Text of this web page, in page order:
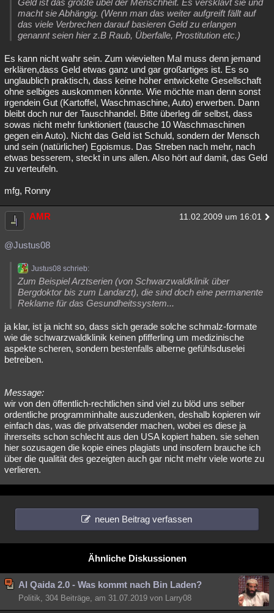
Geld ist das größte übel der Menschheit. Es versklavt sie und
macht sie Abhängig. (Wenn man das weiter aufgreift fällt auf
das viele Verbrechen darauf basieren Geld zu erlangen
genannt seien hier z.B Raub, Überfalle, Prostitution etc.)
Es kann nicht wahr sein. Zum wievielten Mal muss denn jemand
erklären,dass Geld etwas ganz und gar großartiges ist. Es so
unglaublich praktisch, dass keine höher entwickelte Gesellschaft
ohne selbiges auskommen könnte. Wie möchte man denn sonst
irgendein Gut (Kartoffel, Waschmaschine, Auto) erwerben. Dann
bleibt doch nur der Tauschhandel. Bitte überleg dir selbst, dass
sowas nicht mehr funktioniert (tausche 10 Waschmaschinen
gegen ein Auto). Nicht das Geld ist Schuld, sondern der Mensch
und sein (natürlicher) Egoismus. Das Streben nach mehr, nach
etwas besserem, steckt in uns allen. Also hört auf damit, das Geld
zu verteufeln.
mfg, Ronny
AMR 11.02.2009 um 16:01
@Justus08
Justus08 schrieb:
Zum Beispiel Arztserien (von Schwarzwaldklinik über
Bergdoktor bis zum Landarzt), die sind doch eine permanente
Reklame für das Gesundheitssystem...
ja klar, ist ja nicht so, dass sich gerade solche schmalz-formate
wie die schwarzwaldklinik keinen pfifferling um medizinische
aspekte scheren, sondern bestenfalls alberne gefühlsduselei
betreiben.
Message:
wir von den öffentlich-rechtlichen sind viel zu blöd uns selber
ordentliche programminhalte auszudenken, deshalb kopieren wir
einfach das, was die privatsender machen, wobei es diese ja
ihrerseits schon schlecht aus den USA kopiert haben. sie sehen
hier sozusagen die kopie eines plagiats und insofern brauche ich
über die qualität des gezeigten auch gar nicht mehr viele worte zu
verlieren.
neuen Beitrag verfassen
Ähnliche Diskussionen
Al Qaida 2.0 - Was kommt nach Bin Laden?
Politik, 304 Beiträge, am 31.07.2019 von Larry08